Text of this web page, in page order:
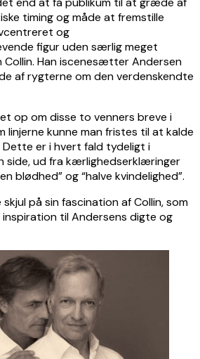
timing og måde at fremstille
og
figur uden særlig meget
Collin. Han iscenesætter Andersen
af rygterne om den verdenskendte
op om disse to venners breve i
linjerne kunne man fristes til at kalde
er i hvert fald tydeligt i
side, ud fra kærlighedserklæringer
blødhed” og “halve kvindelighed”.
på sin fascination af Collin, som
til Andersens digte og